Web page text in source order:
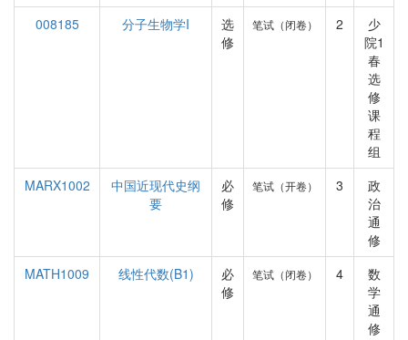
008185
分子生物学I
选
修
笔试（闭卷） 2
少
院1
春
选
修
课
程
组
MARX1002
中国近现代史纲
要
必
修
笔试（开卷） 3
政
治
通
修
MATH1009
线性代数(B1)
必
修
笔试（闭卷） 4
数
学
通
修